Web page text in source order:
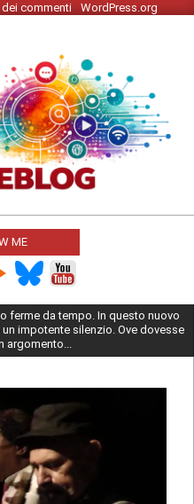
dei commenti WordPress.org
ME
ferme da tempo. In questo nuovo
impotente silenzio. Ove dovesse